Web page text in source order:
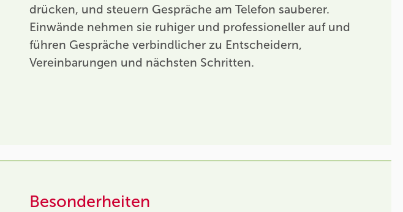
drücken, und steuern Gespräche am Telefon sauberer.
Einwände nehmen sie ruhiger und professioneller auf und
führen Gespräche verbindlicher zu Entscheidern,
Vereinbarungen und nächsten Schritten.
Besonderheiten